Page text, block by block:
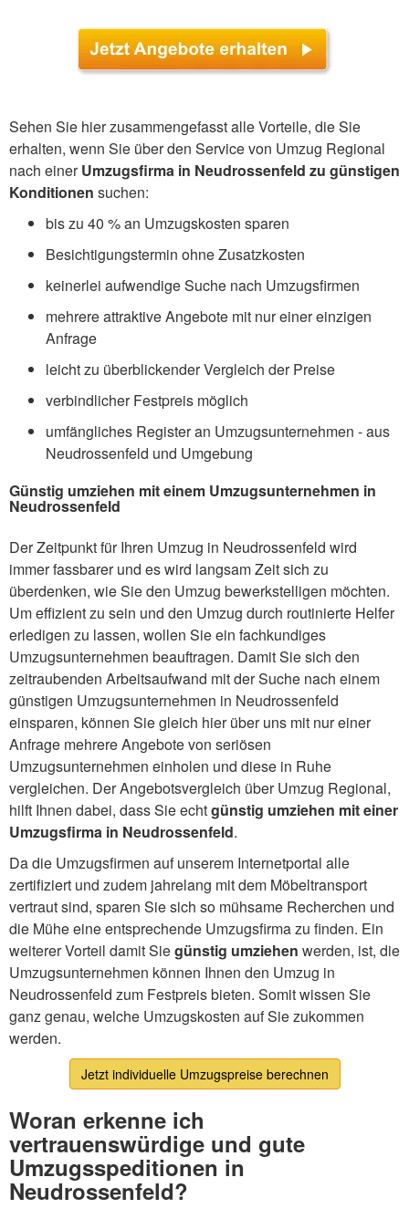
Sehen Sie hier zusammengefasst alle Vorteile, die Sie
erhalten, wenn Sie über den Service von Umzug Regional
nach einerUmzugsfirma in Neudrossenfeld zu günstigen
Konditionen suchen:
bis zu 40 % an Umzugskosten sparen
Besichtigungstermin ohne Zusatzkosten
keinerlei aufwendige Suche nach Umzugsfirmen
mehrere attraktive Angebote mit nur einer einzigen
Anfrage
leicht zu überblickender Vergleich der Preise
verbindlicher Festpreis möglich
umfängliches Register an Umzugsunternehmen - aus
Neudrossenfeld und Umgebung
Günstig umziehen mit einem Umzugsunternehmen in
Neudrossenfeld
Der Zeitpunkt für Ihren Umzug in Neudrossenfeld wird
immer fassbarer und es wird langsam Zeit sich zu
überdenken, wie Sie den Umzug bewerkstelligen möchten.
Um effizient zu sein und den Umzug durch routinierte Helfer
erledigen zu lassen, wollen Sie ein fachkundiges
Umzugsunternehmen beauftragen. Damit Sie sich den
zeitraubenden Arbeitsaufwand mit der Suche nach einem
günstigen Umzugsunternehmen in Neudrossenfeld
einsparen, können Sie gleich hier über uns mit nur einer
Anfrage mehrere Angebote von seriösen
Umzugsunternehmen einholen und diese in Ruhe
vergleichen. Der Angebotsvergleich über Umzug Regional,
hilft Ihnen dabei, dass Sie echtgünstig umziehen mit einer
Umzugsfirma in Neudrossenfeld.
Da die Umzugsfirmen auf unserem Internetportal alle
zertifiziert und zudem jahrelang mit dem Möbeltransport
vertraut sind, sparen Sie sich so mühsame Recherchen und
die Mühe eine entsprechende Umzugsfirma zu finden. Ein
weiterer Vorteil damit Siegünstig umziehen werden, ist, die
Umzugsunternehmen können Ihnen den Umzug in
Neudrossenfeld zum Festpreis bieten. Somit wissen Sie
ganz genau, welche Umzugskosten auf Sie zukommen
werden.
Jetzt individuelle Umzugspreise berechnen
Woran erkenne ich
vertrauenswürdige und gute
Umzugsspeditionen in
Neudrossenfeld?